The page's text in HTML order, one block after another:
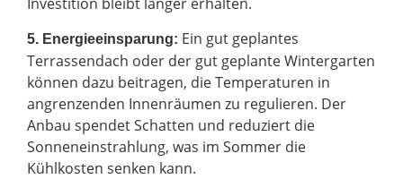
5. Energieeinsparung: Ein gut geplantes
Terrassendach oder der gut geplante Wintergarten
können dazu beitragen, die Temperaturen in
angrenzenden Innenräumen zu regulieren. Der
Anbau spendet Schatten und reduziert die
Sonneneinstrahlung, was im Sommer die
Kühlkosten senken kann.